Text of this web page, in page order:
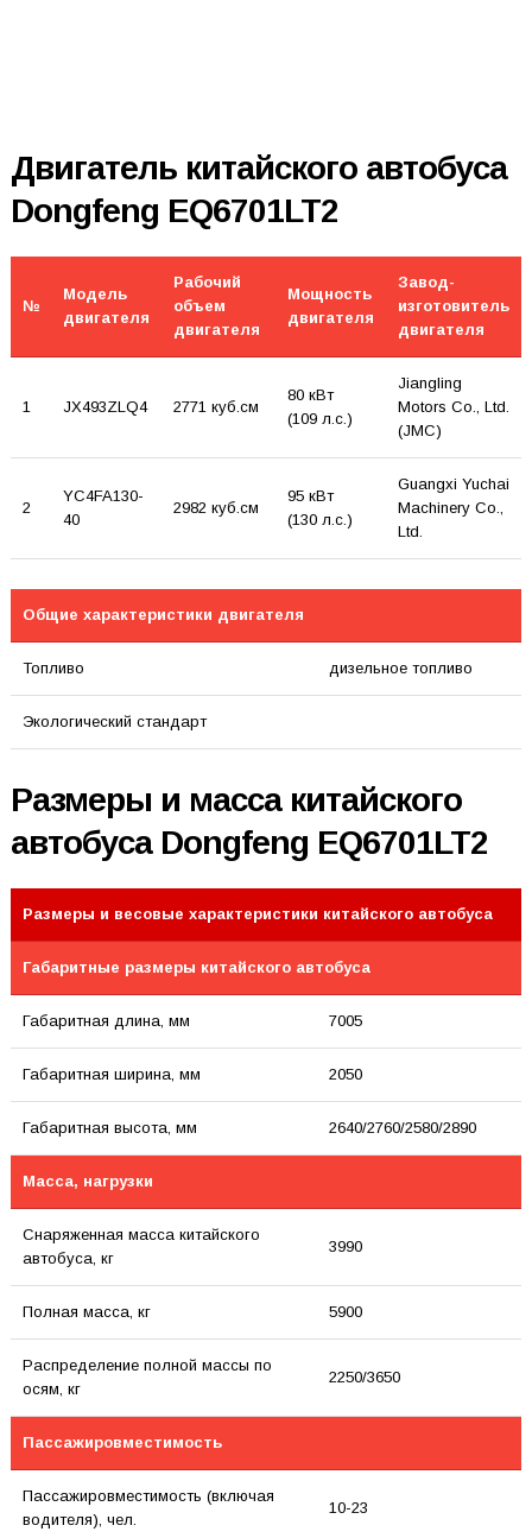
Двигатель китайского автобуса
Dongfeng EQ6701LT2
№
Модель
двигателя
Рабочий
объем
двигателя
Мощность
двигателя
Завод-
изготовитель
двигателя
1 JX493ZLQ4 2771 куб.см
80 кВт
(109 л.с.)
Jiangling
Motors Co., Ltd.
(JMC)
2
YC4FA130-
40
2982 куб.см
95 кВт
(130 л.с.)
Guangxi Yuchai
Machinery Co.,
Ltd.
Общие характеристики двигателя
Топливо дизельное топливо
Экологический стандарт
Размеры и масса китайского
автобуса Dongfeng EQ6701LT2
Размеры и весовые характеристики китайского автобуса
Габаритные размеры китайского автобуса
Габаритная длина, мм 7005
Габаритная ширина, мм 2050
Габаритная высота, мм 2640/2760/2580/2890
Масса, нагрузки
Снаряженная масса китайского
автобуса, кг
3990
Полная масса, кг 5900
Распределение полной массы по
осям, кг
2250/3650
Пассажировместимость
Пассажировместимость (включая
водителя), чел.
10-23